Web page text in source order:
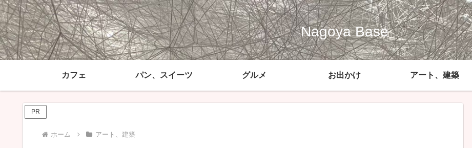
Nagoya Base
カフェ パン、スイーツ グルメ お出かけ アート、建築
PR
ホーム アート、建築